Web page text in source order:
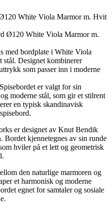
White Viola Marmor m. Hvit
med bordplate i White Viola
Designet kombinerer
som passer inn i moderne
er valgt for sin
moderne stål, som gir et stilrent
en typisk skandinavisk
er designet av Knut Bendik
Bordet kjennetegnes av sin runde
hviler på et lett og geometrisk
den naturlige marmoren og
et harmonisk og moderne
egnet for samtaler og sosiale